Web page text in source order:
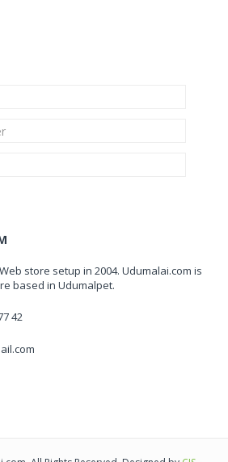
store setup in 2004. Udumalai.com is
based in Udumalpet.
42